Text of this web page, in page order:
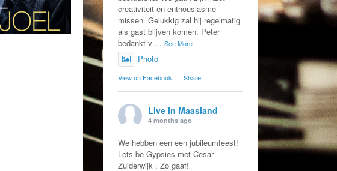
creativiteit en enthousiasme
missen. Gelukkig zal hij regelmatig
als gast blijven komen. Peter
bedankt v ...See More
Photo
View on Facebook · Share
Live in Maasland
4 months ago
We hebben een een jubileumfeest!
Lets be Gypsies met Cesar
Zuiderwijk . Zo gaaf!